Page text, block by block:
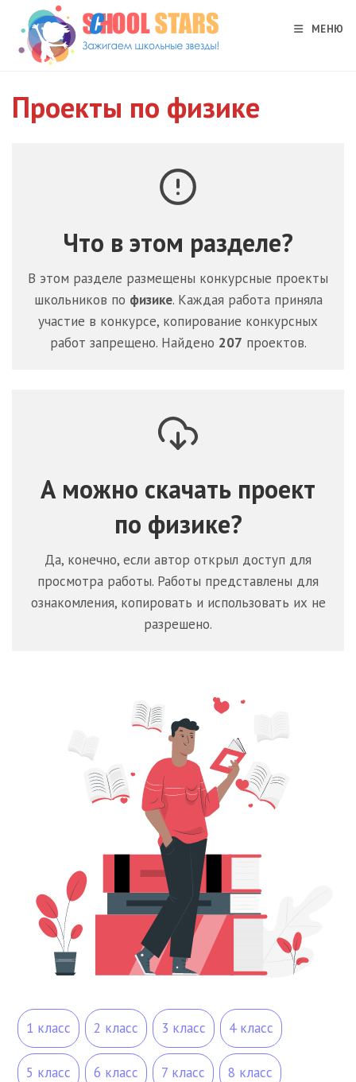
Перейти
содержимому
МЕНЮ
Проекты по физике
Что в этом разделе?
В этом разделе размещены конкурсные проекты
школьников по физике. Каждая работа приняла
участие в конкурсе, копирование конкурсных
работ запрещено. Найдено 207 проектов.
А можно скачать проект
по физике?
Да, конечно, если автор открыл доступ для
просмотра работы. Работы представлены для
ознакомления, копировать и использовать их не
разрешено.
1 класс 2 класс 3 класс 4 класс
5 класс 6 класс 7 класс 8 класс